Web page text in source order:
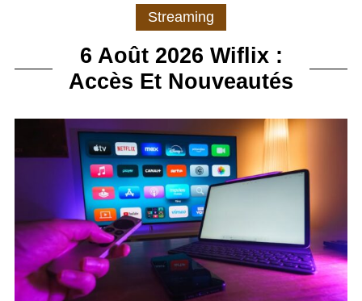
Streaming
6 Août 2026 Wiflix :
Accès Et Nouveautés